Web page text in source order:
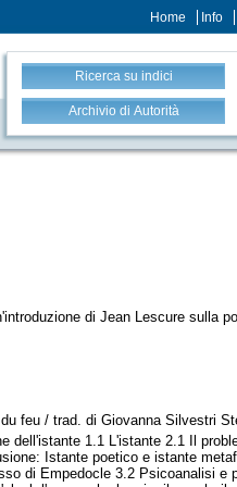
Home Info
Ricerca su indici
Archivio di Autorità